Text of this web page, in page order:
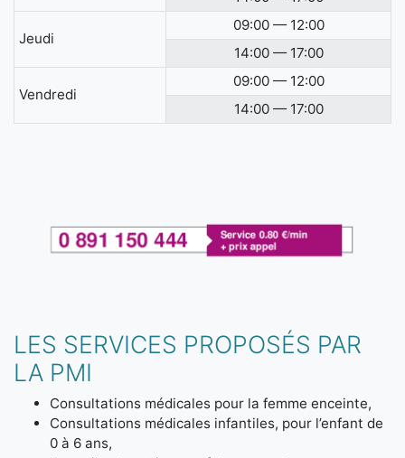
Jeudi
09:00 — 12:00
14:00 — 17:00
Vendredi
09:00 — 12:00
14:00 — 17:00
LES SERVICES PROPOSÉS PAR
LA PMI
Consultations médicales pour la femme enceinte,
Consultations médicales infantiles, pour l’enfant de
0 à 6 ans,